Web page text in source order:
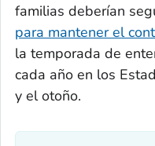
familias deberían
para mantener el
la temporada de
cada año en los
y el otoño.